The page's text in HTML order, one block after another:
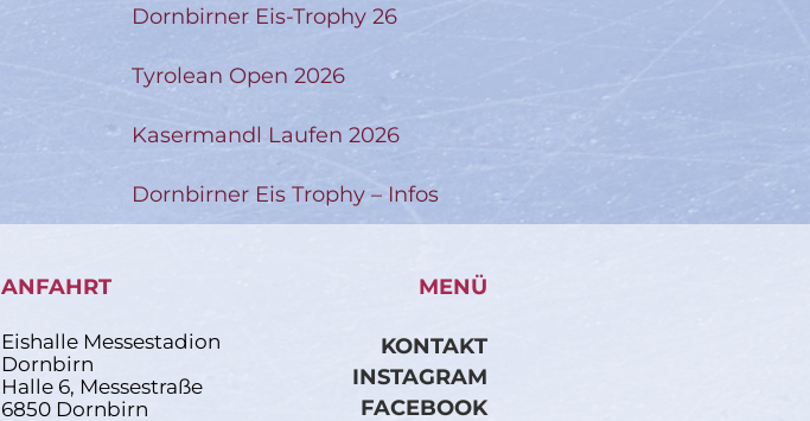
Dornbirner Eis-Trophy 26
Tyrolean Open 2026
Kasermandl Laufen 2026
Dornbirner Eis Trophy – Infos
ANFAHRT
Eishalle Messestadion
Dornbirn
Halle 6, Messestraße
6850 Dornbirn
MENÜ
KONTAKT
INSTAGRAM
FACEBOOK